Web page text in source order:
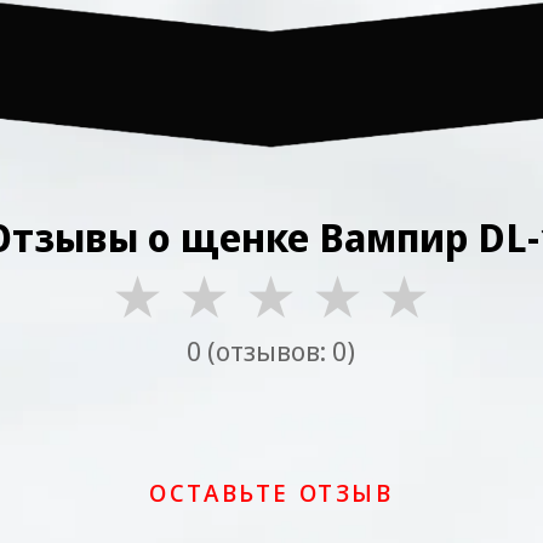
о щенке Вампир
★ ★ ★ ★ ★
0 (отзывов: 0)
ОСТАВЬТЕ ОТЗЫВ